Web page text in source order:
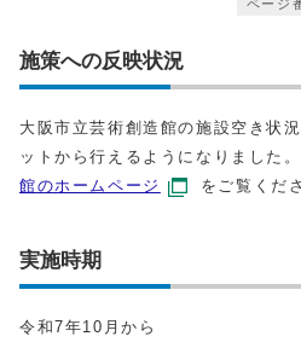
ページ
施策への反映状況
大阪市立芸術創造館の施設空き状
ットから行えるようになりました
館のホームページ
をご覧くだ
実施時期
令和7年10月から